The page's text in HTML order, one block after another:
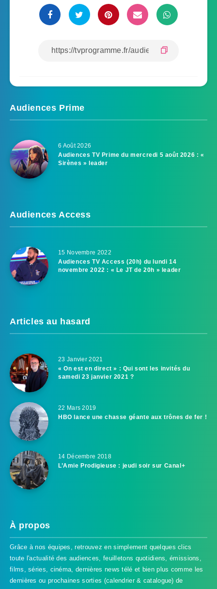
Audiences Prime
6 Août 2026
Audiences TV Prime du mercredi 5 août 2026 : «
Sirènes » leader
Audiences Access
15 Novembre 2022
Audiences TV Access (20h) du lundi 14
novembre 2022 : « Le JT de 20h » leader
Articles au hasard
23 Janvier 2021
« On est en direct » : Qui sont les invités du
samedi 23 janvier 2021 ?
22 Mars 2019
HBO lance une chasse géante aux trônes de fer !
14 Décembre 2018
L’Amie Prodigieuse : jeudi soir sur Canal+
À propos
Grâce à nos équipes, retrouvez en simplement quelques clics
toute l'actualité des audiences, feuilletons quotidiens, émissions,
films, séries, cinéma, dernières news télé et bien plus comme les
dernières ou prochaines sorties (calendrier & catalogue) de